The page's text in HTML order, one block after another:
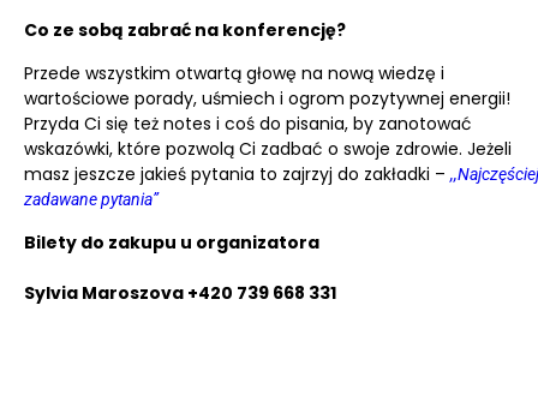
Co ze sobą zabrać na konferencję?
Przede wszystkim otwartą głowę na nową wiedzę i
wartościowe porady, uśmiech i ogrom pozytywnej energii!
Przyda Ci się też notes i coś do pisania, by zanotować
wskazówki, które pozwolą Ci zadbać o swoje zdrowie. Jeżeli
masz jeszcze jakieś pytania to zajrzyj do zakładki –,,Najczęściej
zadawane pytania”
Bilety do zakupu u organizatora
Sylvia Maroszova +420 739 668 331